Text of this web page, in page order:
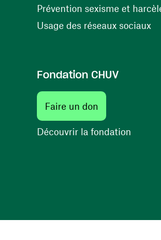
fenêtre)
Prévention sexisme et
Usage des réseaux sociaux
Fondation CHUV
Faire un don(ouvre une
Découvrir la fondation(ouvre